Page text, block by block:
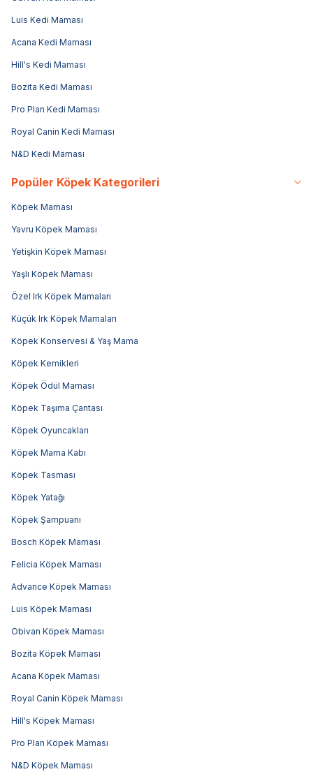
Luis Kedi Maması
Acana Kedi Maması
Hill's Kedi Maması
Bozita Kedi Maması
Pro Plan Kedi Maması
Royal Canin Kedi Maması
N&D Kedi Maması
Popüler Köpek Kategorileri
Köpek Maması
Yavru Köpek Maması
Yetişkin Köpek Maması
Yaşlı Köpek Maması
Özel Irk Köpek Mamaları
Küçük Irk Köpek Mamaları
Köpek Konservesi & Yaş Mama
Köpek Kemikleri
Köpek Ödül Maması
Köpek Taşıma Çantası
Köpek Oyuncakları
Köpek Mama Kabı
Köpek Tasması
Köpek Yatağı
Köpek Şampuanı
Bosch Köpek Maması
Felicia Köpek Maması
Advance Köpek Maması
Luis Köpek Maması
Obivan Köpek Maması
Bozita Köpek Maması
Acana Köpek Maması
Royal Canin Köpek Maması
Hill's Köpek Maması
Pro Plan Köpek Maması
N&D Köpek Maması